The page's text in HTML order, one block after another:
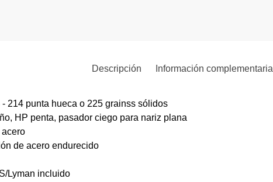
Descripción Información complementaria
214 punta hueca o 225 grainss sólidos
HP penta, pasador ciego para nariz plana
de acero endurecido
Lyman incluido